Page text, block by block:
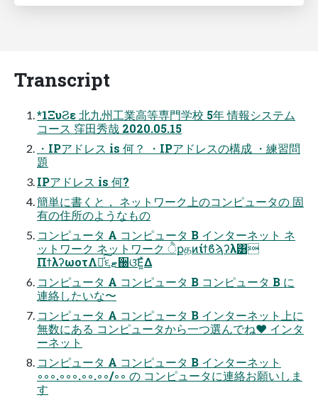
Transcript
*1ΞυϨε 北九州工業高等専門学校 5年 情報システム
コース 窪田秀哉 2020.05.15
・IPアドレス is 何？ ・IPアドレスの構成 ・練習問
題
IPアドレス is 何?
簡単に書くと， ネットワーク上のコンピュータの 固
有の住所のようなもの
コンピュータ A コンピュータ B インターネット ネ
ットワーク ネットワーク ੈքதͷίϯϐϡʔλ͸
ΠϯλʔωοτΛհͯ͠૬ޓ઀ଓ͞Ε͍ͯΔ
コンピュータ A コンピュータ B コンピュータ B に
連絡したいな〜
コンピュータ A コンピュータ B インターネット上に
無数にある コンピュータから一つ選んでね❤ インタ
ーネット
コンピュータ A コンピュータ B インターネット
◦◦◦.◦◦◦.◦◦.◦◦/◦◦ の コンピュータに連絡お願いしま
す